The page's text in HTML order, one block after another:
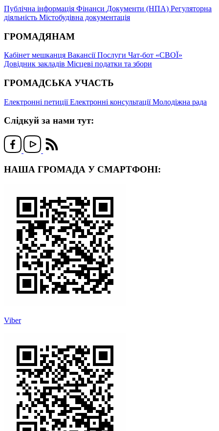
Публічна інформація Фінанси Документи (НПА) Регуляторна
діяльність Містобудівна документація
ГРОМАДЯНАМ
Кабінет мешканця ВакансіїПослуги Чат-бот «СВОЇ»
Довідник закладів Місцеві податки та збори
ГРОМАДСЬКА УЧАСТЬ
Електронні петиціїЕлектронні консультаціїМолодіжна рада
Слідкуй за нами тут:
НАША ГРОМАДА У СМАРТФОНІ:
Viber